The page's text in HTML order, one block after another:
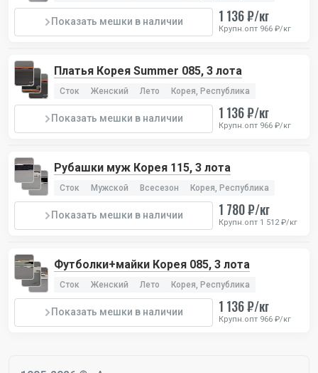
Показать мешки в наличии 1 136 ₽/кг
Крупн.опт 966 ₽/кг
Платья Корея Summer 085, 3 лота
Сток Женский Лето Корея, Республика
Показать мешки в наличии 1 136 ₽/кг
Крупн.опт 966 ₽/кг
Рубашки муж Корея 115, 3 лота
Сток Мужской Всесезон Корея, Республика
Показать мешки в наличии 1 780 ₽/кг
Крупн.опт 1 512 ₽/кг
Футболки+майки Корея 085, 3 лота
Сток Женский Лето Корея, Республика
Показать мешки в наличии 1 136 ₽/кг
Крупн.опт 966 ₽/кг